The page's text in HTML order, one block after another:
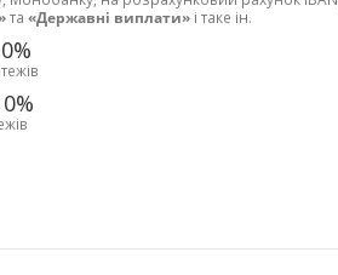
та «Державні виплати» і таке ін.